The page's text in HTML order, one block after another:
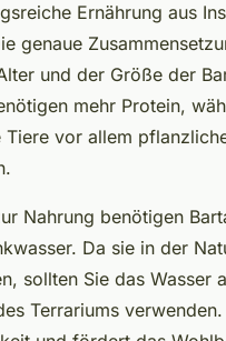
Ernährung aus
genaue
und der Größe der
mehr Protein,
Tiere vor allem
Nahrung benötigen
Da sie in der
sollten Sie das Wasser
Terrariums